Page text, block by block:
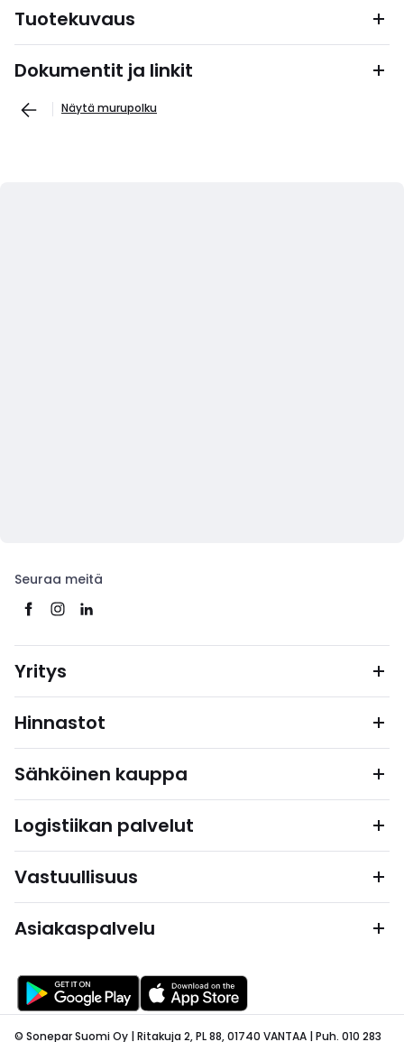
Tuotekuvaus
Dokumentit ja linkit
Näytä murupolku
Seuraa meitä
Yritys
Hinnastot
Sähköinen kauppa
Logistiikan palvelut
Vastuullisuus
Asiakaspalvelu
© Sonepar Suomi Oy | Ritakuja 2, PL 88, 01740 VANTAA | Puh. 010 283